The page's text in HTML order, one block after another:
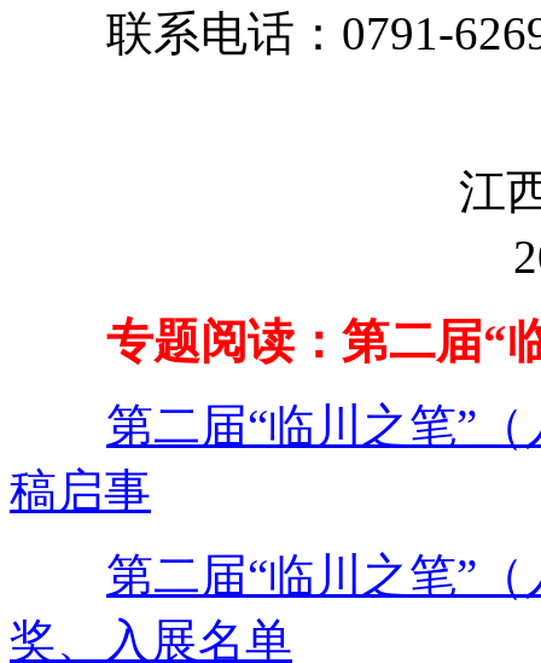
联系电话：0791-
专题阅读：第二届“
第二届“临川之笔”
稿启事
第二届“临川之笔”
奖、入展名单